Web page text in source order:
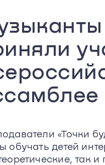
«Точки
обучать детей
так